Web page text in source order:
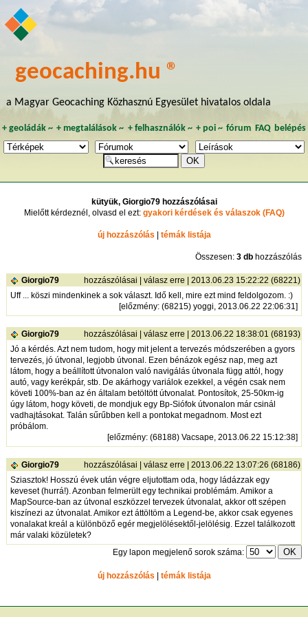
geocaching.hu ®
a Magyar Geocaching Közhasznú Egyesület hivatalos oldala
+ geoládák~ +megtalálások ~ + felhasználók~ + poi~ fórum FAQ belépés
kütyük, Giorgio79 hozzászólásai
Mielőtt kérdeznél, olvasd el ezt: gyakori kérdések és válaszok (FAQ)
új hozzászólás témák listája
Összesen:3 db hozzászólás
Giorgio79 hozzászólásai |válasz erre | 2013.06.23 15:22:22 (68221)
Uff ... köszi mindenkinek a sok választ. Idő kell, mire ezt mind feldolgozom. :)
[előzmény: (68215) yoggi, 2013.06.22 22:06:31]
Giorgio79 hozzászólásai |válasz erre | 2013.06.22 18:38:01 (68193)
Jó a kérdés. Azt nem tudom, hogy mit jelent a tervezés módszerében a gyors
tervezés, jó útvonal, legjobb útvonal. Ezen bénázok egész nap, meg azt
látom, hogy a beállított útvonalon való navigálás útvonala függ attól, hogy
autó, vagy kerékpár, stb. De akárhogy variálok ezekkel, a végén csak nem
követi 100%-ban az én általam betöltött útvonalat. Pontosítok, 25-50km-ig
úgy látom, hogy követi, de mondjuk egy Bp-Siófok útvonalon már csinál
vadhajtásokat. Talán sűrűbben kell a pontokat megadnom. Most ezt
próbálom.
[előzmény: (68188) Vacsape, 2013.06.22 15:12:38]
Giorgio79 hozzászólásai |válasz erre | 2013.06.22 13:07:26 (68186)
Sziasztok! Hosszú évek után végre eljutottam oda, hogy ládázzak egy
keveset (hurrá!). Azonban felmerült egy technikai problémám. Amikor a
MapSource-ban az útvonal eszközzel tervezek útvonalat, akkor ott szépen
kiszínezi az útvonalat. Amikor ezt áttöltöm a Legend-be, akkor csak egyenes
vonalakat kreál a különböző egér megjelölésektől-jelölésig. Ezzel találkozott
már valaki közületek?
Egy lapon megjelenő sorok száma:
új hozzászólás témák listája